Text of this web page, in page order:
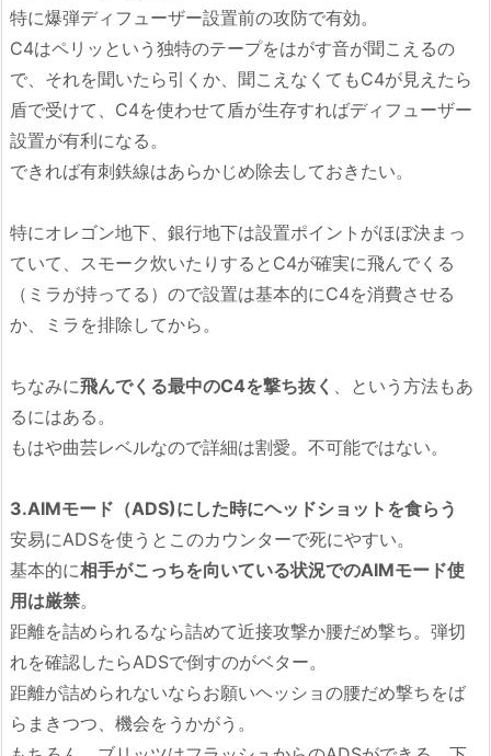
特に爆弾ディフューザー設置前の攻防で有効。
C4はペリッという独特のテープをはがす音が聞こえるの
で、それを聞いたら引くか、聞こえなくてもC4が見えたら
盾で受けて、C4を使わせて盾が生存すればディフューザー
設置が有利になる。
できれば有刺鉄線はあらかじめ除去しておきたい。
特にオレゴン地下、銀行地下は設置ポイントがほぼ決まっ
ていて、スモーク炊いたりするとC4が確実に飛んでくる
（ミラが持ってる）ので設置は基本的にC4を消費させる
か、ミラを排除してから。
ちなみに飛んでくる最中のC4を撃ち抜く 、という方法もあ
るにはある。
もはや曲芸レベルなので詳細は割愛。不可能ではない。
3.AIMモード（ADS)にした時にヘッドショットを食らう
安易にADSを使うとこのカウンターで死にやすい。
基本的に相手がこっちを向いている状況でのAIMモード使
用は厳禁。
距離を詰められるなら詰めて近接攻撃か腰だめ撃ち。弾切
れを確認したらADSで倒すのがベター。
距離が詰められないならお願いヘッショの腰だめ撃ちをば
らまきつつ、機会をうかがう。